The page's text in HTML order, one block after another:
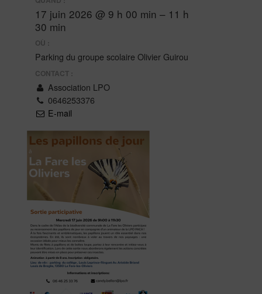
17 juin 2026 @ 9 h 00 min – 11 h
30 min
OÙ :
Parking du groupe scolaire Olivier Guirou
CONTACT :
Association LPO
0646253376
E-mail